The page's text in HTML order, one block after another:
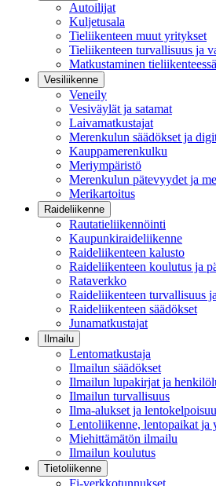
Autoilijat
Kuljetusala
Tieliikenteen muut yritykset
Tieliikenteen turvallisuus ja
Matkustaminen tieliikenteessä
Vesiliikenne
Veneily
Vesiväylät ja satamat
Laivamatkustajat
Merenkulun säädökset ja
Kauppamerenkulku
Meriympäristö
Merenkulun pätevyydet ja
Merikartoitus
Raideliikenne
Rautatieliikennöinti
Kaupunkiraideliikenne
Raideliikenteen kalusto
Raideliikenteen koulutus ja
Rataverkko
Raideliikenteen turvallisuus
Raideliikenteen säädökset
Junamatkustajat
Ilmailu
Lentomatkustaja
Ilmailun säädökset
Ilmailun lupakirjat ja
Ilmailun turvallisuus
Ilma-alukset ja
Lentoliikenne, lentopaikat ja
Miehittämätön ilmailu
Ilmailun koulutus
Tietoliikenne
Fi-verkkotunnukset